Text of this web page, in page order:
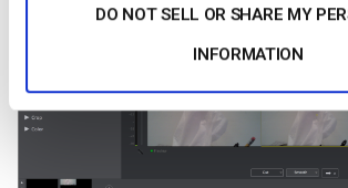
DO NOT SELL OR SHARE MY
INFORMATION